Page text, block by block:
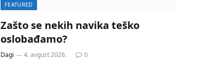
FEATURED
Zašto se nekih navika teško
oslobađamo?
Dagi 4. avgust 2026. 0